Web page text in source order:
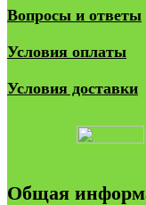
Вопросы и ответы
Условия оплаты
Условия доставки
Общая